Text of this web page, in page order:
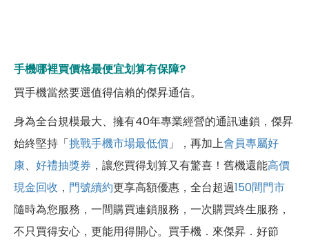
手機哪裡買價格最便宜划算有保障?
買手機當然要選值得信賴的傑昇通信。
身為全台規模最大、擁有40年專業經營的通訊連鎖，傑昇
始終堅持「挑戰手機市場最低價 」，再加上會員專屬好
康、 好禮抽獎券 ，讓您買得划算又有驚喜！舊機還能高價
現金回收 ， 門號續約更享高額優惠，全台超過150間門市
隨時為您服務，一間購買連鎖服務，一次購買終生服務，
不只買得安心，更能用得開心。買手機．來傑昇．好節